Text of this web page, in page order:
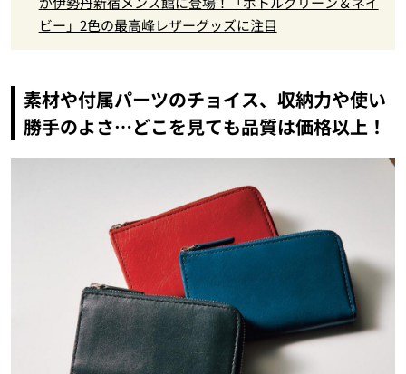
ビー」2色の最高峰レザーグッズに注目
素材や付属パーツのチョイス、収納力や使い
勝手のよさ…どこを見ても品質は価格以上！